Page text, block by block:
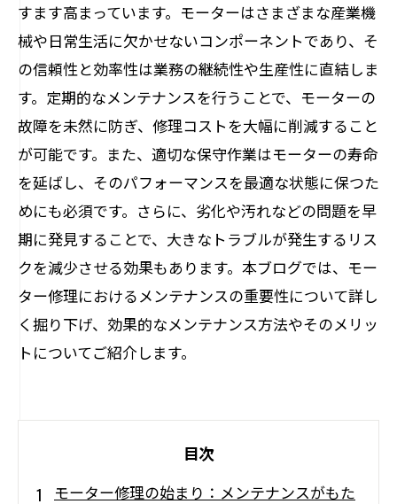
すます高まっています。モーターはさまざまな産業機
械や日常生活に欠かせないコンポーネントであり、そ
の信頼性と効率性は業務の継続性や生産性に直結しま
す。定期的なメンテナンスを行うことで、モーターの
故障を未然に防ぎ、修理コストを大幅に削減すること
が可能です。また、適切な保守作業はモーターの寿命
を延ばし、そのパフォーマンスを最適な状態に保つた
めにも必須です。さらに、劣化や汚れなどの問題を早
期に発見することで、大きなトラブルが発生するリス
クを減少させる効果もあります。本ブログでは、モー
ター修理におけるメンテナンスの重要性について詳し
く掘り下げ、効果的なメンテナンス方法やそのメリッ
トについてご紹介します。
目次
モーター修理の始まり：メンテナンスがもた